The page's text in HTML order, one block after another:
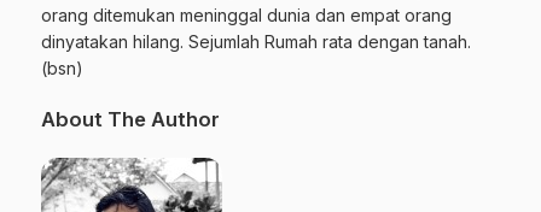
orang ditemukan meninggal dunia dan empat orang
dinyatakan hilang. Sejumlah Rumah rata dengan tanah.
(bsn)
About The Author